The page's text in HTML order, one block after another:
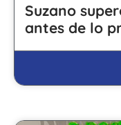
Suzano
antes de lo